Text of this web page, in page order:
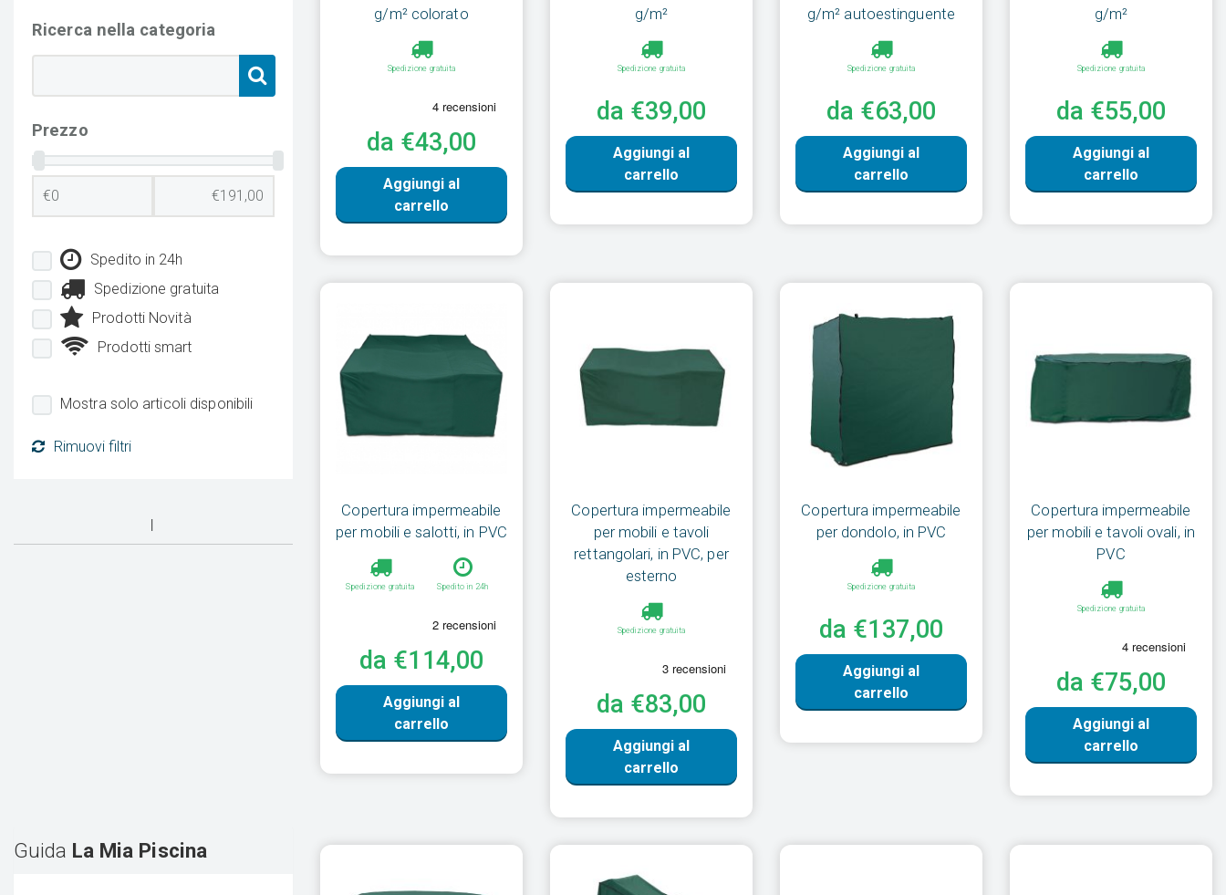
g/m² colorato
Spedizione gratuita
da €43,00
Aggiungi al
carrello
g/m²
Spedizione gratuita
da €39,00
Aggiungi al
carrello
g/m² autoestinguente
Spedizione gratuita
da €63,00
Aggiungi al
carrello
g/m²
Spedizione gratuita
da €55,00
Aggiungi al
carrello
Copertura impermeabile
per mobili e salotti, in PVC
Spedizione gratuita Spedito in 24h
da €114,00
Aggiungi al
carrello
Copertura impermeabile
per mobili e tavoli
rettangolari, in PVC, per
esterno
Spedizione gratuita
da €83,00
Aggiungi al
carrello
Copertura impermeabile
per dondolo, in PVC
Spedizione gratuita
da €137,00
Aggiungi al
carrello
Copertura impermeabile
per mobili e tavoli ovali, in
PVC
Spedizione gratuita
da €75,00
Aggiungi al
carrello
Ricerca nella categoria
Prezzo
Spedito in 24h
Spedizione gratuita
Prodotti Novità
Prodotti smart
Mostra solo articoli disponibili
Rimuovi filtri
Guida La Mia Piscina